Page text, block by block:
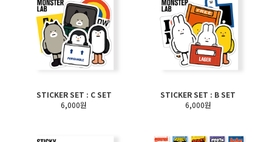
STICKER SET : C SET
6,000원
STICKER SET : B SET
6,000원